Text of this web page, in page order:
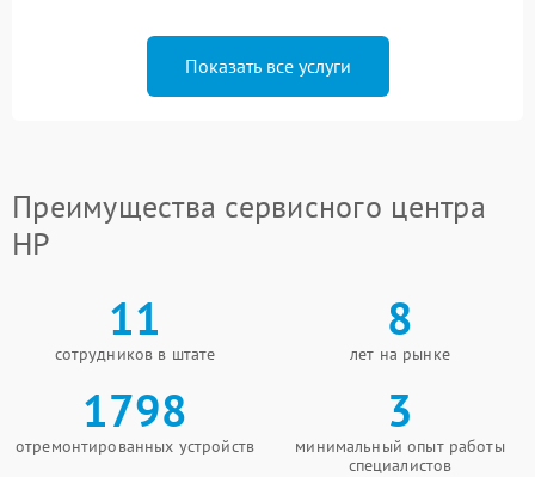
Показать все услуги
Преимущества сервисного центра
HP
11
сотрудников в штате
8
лет на рынке
1798
отремонтированных устройств
3
минимальный опыт работы
специалистов